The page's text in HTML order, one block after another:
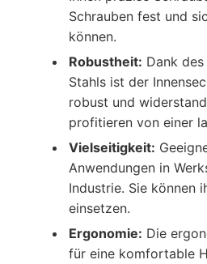
Schrauben fest und
können.
Robustheit: Dank
Stahls ist der
robust und
profitieren von einer
Vielseitigkeit:
Anwendungen in
Industrie. Sie können
einsetzen.
Ergonomie: Die
für eine komfortable